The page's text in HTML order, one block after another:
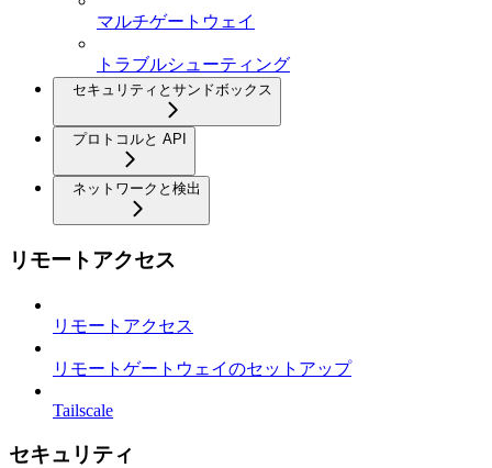
マルチゲートウェイ
トラブルシューティング
セキュリティとサンドボックス
プロトコルと API
ネットワークと検出
リモートアクセス
リモートアクセス
リモートゲートウェイのセットアップ
Tailscale
セキュリティ